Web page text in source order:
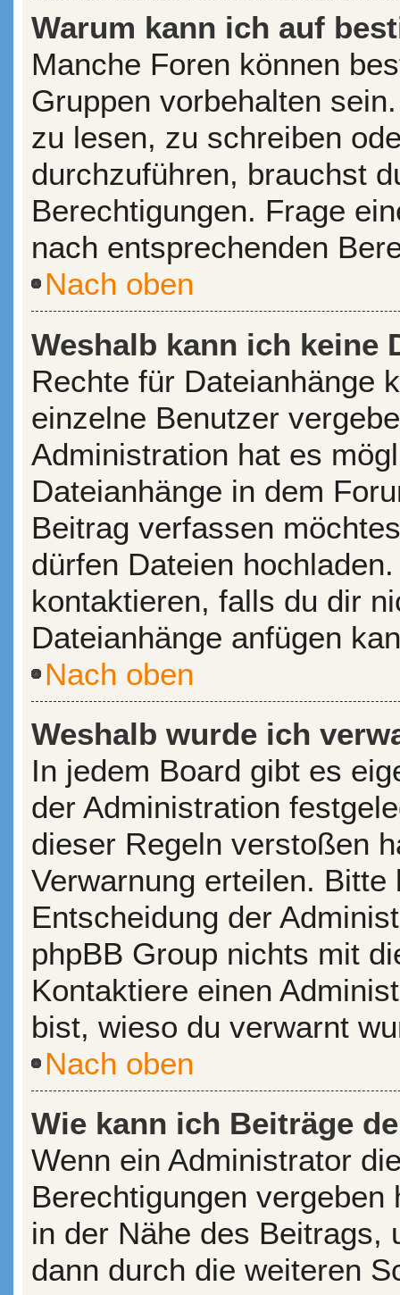
Warum kann ich auf
Manche Foren können
Gruppen vorbehalten
zu lesen, zu schreiben
durchzuführen, brauchst
Berechtigungen. Frage
nach entsprechenden
Nach oben
Weshalb kann ich keine
Rechte für Dateianhänge
einzelne Benutzer
Administration hat es
Dateianhänge in dem
Beitrag verfassen
dürfen Dateien
kontaktieren, falls du dir
Dateianhänge anfügen
Nach oben
Weshalb wurde ich
In jedem Board gibt es
der Administration
dieser Regeln verstoßen
Verwarnung erteilen.
Entscheidung der
phpBB Group nichts mit
Kontaktiere einen
bist, wieso du verwarnt
Nach oben
Wie kann ich Beiträge
Wenn ein Administrator
Berechtigungen
in der Nähe des Beitrags,
dann durch die weiteren